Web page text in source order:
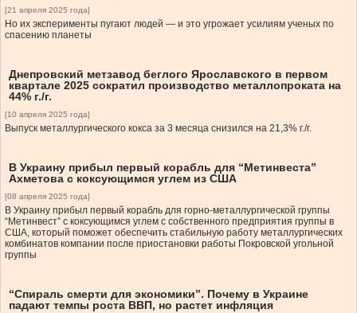
[21 апреля 2025 года]
Но их эксперименты пугают людей — и это угрожает усилиям ученых по
спасению планеты
Днепровский метзавод беглого Ярославского в первом
квартале 2025 сократил производство металлопроката на
44% г./г.
[10 апреля 2025 года]
Выпуск металлургического кокса за 3 месяца снизился на 21,3% г./г.
В Украину прибыл первый корабль для “Метинвеста”
Ахметова с коксующимся углем из США
[08 апреля 2025 года]
В Украину прибыл первый корабль для горно-металлургической группы
“Метинвест” с коксующимся углем с собственного предприятия группы в
США, который поможет обеспечить стабильную работу металлургических
комбинатов компании после приостановки работы Покровской угольной
группы
“Спираль смерти для экономики”. Почему в Украине
падают темпы роста ВВП, но растет инфляция